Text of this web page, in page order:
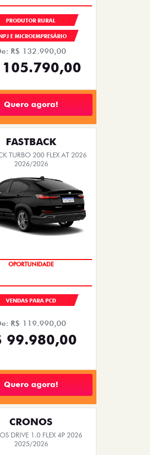
PRODUTOR RURAL
E MICROEMPRESÁRIO
R$ 132.990,00
105.790,00
Quero agora!
FASTBACK
TURBO 200 FLEX AT 2026
2026/2026
OPORTUNIDADE
VENDAS PARA PCD
R$ 119.990,00
99.980,00
Quero agora!
CRONOS
DRIVE 1.0 FLEX 4P 2026
2025/2026